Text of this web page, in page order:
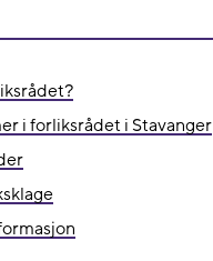
i forliksrådet i Stavanger